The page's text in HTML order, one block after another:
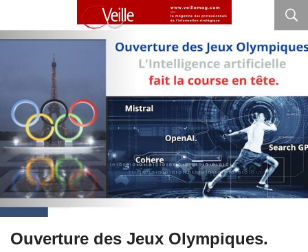
Ouverture des Jeux Olympiques.